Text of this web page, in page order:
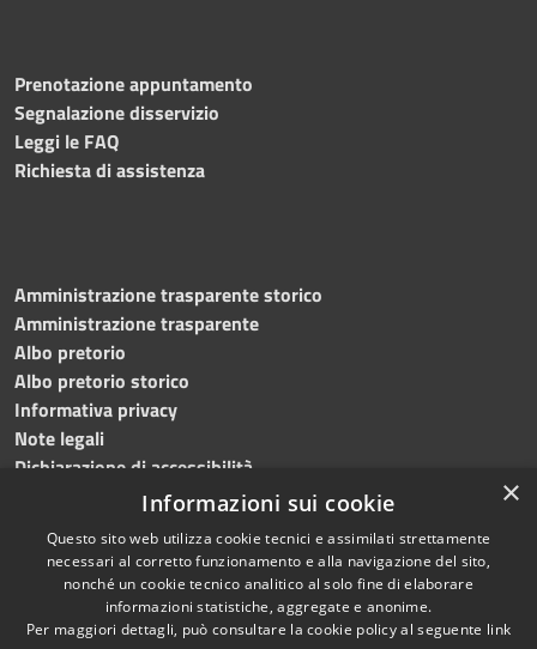
Prenotazione appuntamento
Segnalazione disservizio
Leggi le FAQ
Richiesta di assistenza
Amministrazione trasparente storico
Amministrazione trasparente
Albo pretorio
Albo pretorio storico
Informativa privacy
Note legali
Dichiarazione di accessibilità
Accessibilità
Privacy
Copyright © 2023 •
Comune di San Mauro La
Bruca • Powered by
×
Informazioni sui cookie
Questo sito web utilizza cookie tecnici e assimilati strettamente
necessari al corretto funzionamento e alla navigazione del sito,
nonché un cookie tecnico analitico al solo fine di elaborare
informazioni statistiche, aggregate e anonime.
Per maggiori dettagli, può consultare la cookie policy al seguente link